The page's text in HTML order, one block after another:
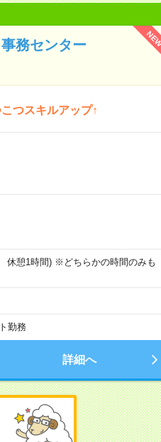
務センター
つスキルアップ↑
憩1時間) ※どちらかの時間のみも
勤務
詳細へ